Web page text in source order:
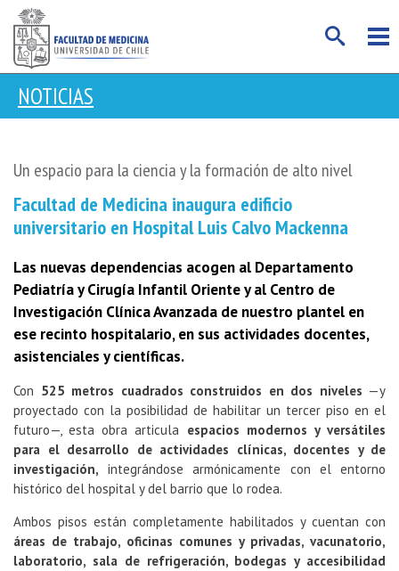
NOTICIAS
Un espacio para la ciencia y la formación de alto nivel
Facultad de Medicina inaugura edificio
universitario en Hospital Luis Calvo Mackenna
Las nuevas dependencias acogen al Departamento
Pediatría y Cirugía Infantil Oriente y al Centro de
Investigación Clínica Avanzada de nuestro plantel en
ese recinto hospitalario, en sus actividades docentes,
asistenciales y científicas.
Con 525 metros cuadrados construidos en dos niveles —y
proyectado con la posibilidad de habilitar un tercer piso en el
futuro—, esta obra articula espacios modernos y versátiles
para el desarrollo de actividades clínicas, docentes y de
investigación, integrándose armónicamente con el entorno
histórico del hospital y del barrio que lo rodea.
Ambos pisos están completamente habilitados y cuentan con
áreas de trabajo, oficinas comunes y privadas, vacunatorio,
laboratorio, sala de refrigeración, bodegas y accesibilidad